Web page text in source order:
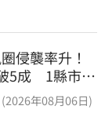
侵襲率升！
5成 1縣市
(2026年08月06日)